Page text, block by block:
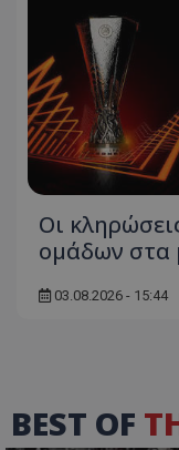
Οι
ομάδων στα
03.08.2026 - 15:44
BEST OF